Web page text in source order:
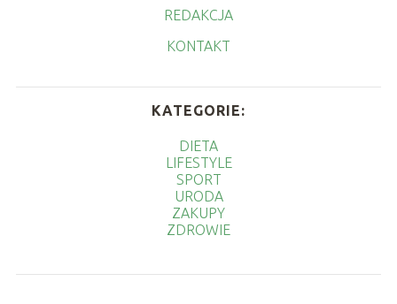
REDAKCJA
KONTAKT
KATEGORIE:
DIETA
LIFESTYLE
SPORT
URODA
ZAKUPY
ZDROWIE